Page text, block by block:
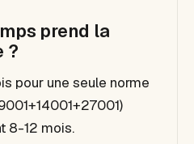
prend la
?
pour une seule norme
8-12 mois.